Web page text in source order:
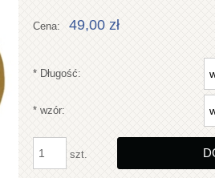
Cena: 49,00 zł
* Długość:
* wzór:
szt.